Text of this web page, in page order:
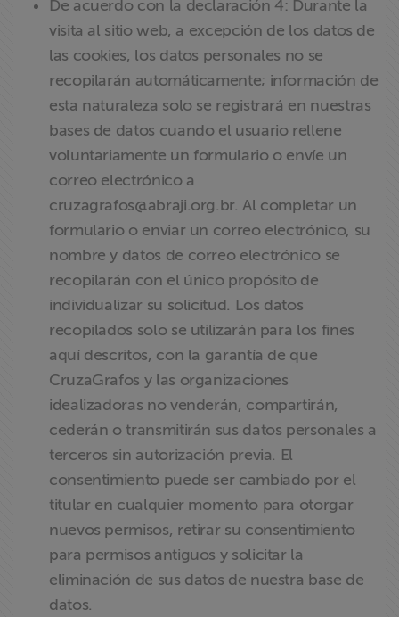
De acuerdo con la declaración 4: Durante la
visita al sitio web, a excepción de los datos de
las cookies, los datos personales no se
recopilarán automáticamente; información de
esta naturaleza solo se registrará en nuestras
bases de datos cuando el usuario rellene
voluntariamente un formulario o envíe un
correo electrónico a
cruzagrafos@abraji.org.br. Al completar un
formulario o enviar un correo electrónico, su
nombre y datos de correo electrónico se
recopilarán con el único propósito de
individualizar su solicitud. Los datos
recopilados solo se utilizarán para los fines
aquí descritos, con la garantía de que
CruzaGrafos y las organizaciones
idealizadoras no venderán, compartirán,
cederán o transmitirán sus datos personales a
terceros sin autorización previa. El
consentimiento puede ser cambiado por el
titular en cualquier momento para otorgar
nuevos permisos, retirar su consentimiento
para permisos antiguos y solicitar la
eliminación de sus datos de nuestra base de
datos.